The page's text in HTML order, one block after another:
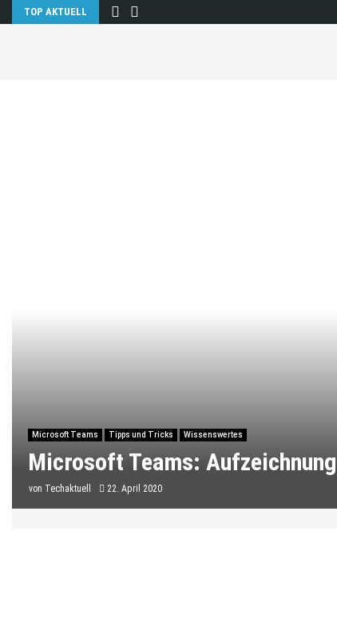
TOP AKTUELL
Microsoft Teams Tipps und Tricks Wissenswertes
Microsoft Teams:
von Techaktuell 22. April 2020